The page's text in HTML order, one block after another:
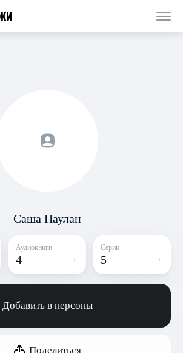
Саша Паулан
Аудиокниги
4
Серии
5
Добавить в персоны
Поделиться